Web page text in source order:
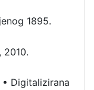
1895.
2010.
• Digitalizirana